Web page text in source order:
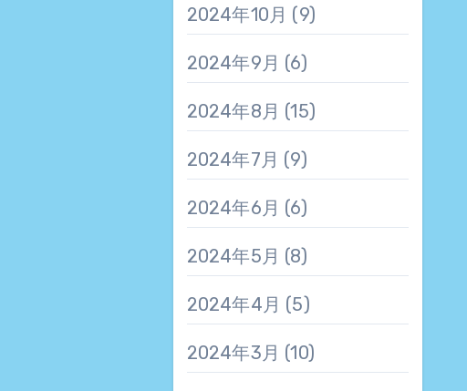
2024年10月 (9)
2024年9月 (6)
2024年8月 (15)
2024年7月 (9)
2024年6月 (6)
2024年5月 (8)
2024年4月 (5)
2024年3月 (10)